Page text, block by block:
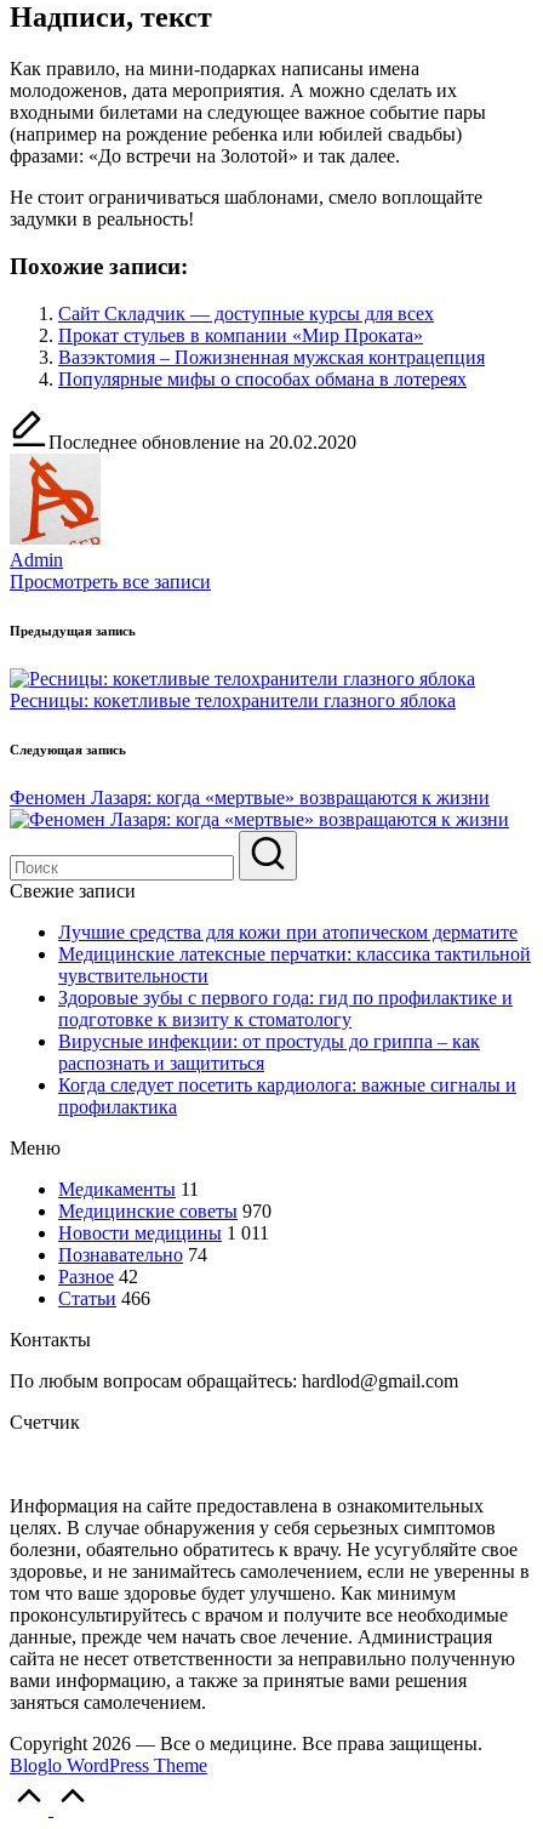
Надписи, текст
Как правило, на мини-подарках написаны имена
молодоженов, дата мероприятия. А можно сделать их
входными билетами на следующее важное событие пары
(например на рождение ребенка или юбилей свадьбы)
фразами: «До встречи на Золотой» и так далее.
Не стоит ограничиваться шаблонами, смело воплощайте
задумки в реальность!
Похожие записи:
Сайт Складчик — доступные курсы для всех
Прокат стульев в компании «Мир Проката»
Вазэктомия – Пожизненная мужская контрацепция
Популярные мифы о способах обмана в лотереях
Последнее обновление на 20.02.2020
Admin
Просмотреть все записи
Навигация
по
записям
Предыдущая запись
Ресницы: кокетливые телохранители глазного яблока
Следующая запись
Феномен Лазаря: когда «мертвые» возвращаются к жизни
Свежие записи
Лучшие средства для кожи при атопическом дерматите
Медицинские латексные перчатки: классика тактильной
чувствительности
Здоровые зубы с первого года: гид по профилактике и
подготовке к визиту к стоматологу
Вирусные инфекции: от простуды до гриппа – как
распознать и защититься
Когда следует посетить кардиолога: важные сигналы и
профилактика
Меню
Медикаменты 11
Медицинские советы 970
Новости медицины 1 011
Познавательно 74
Разное 42
Статьи 466
Контакты
По любым вопросам обращайтесь: hardlod@gmail.com
Счетчик
Информация на сайте предоставлена в ознакомительных
целях. В случае обнаружения у себя серьезных симптомов
болезни, обаятельно обратитесь к врачу. Не усугубляйте свое
здоровье, и не занимайтесь самолечением, если не уверенны в
том что ваше здоровье будет улучшено. Как минимум
проконсультируйтесь с врачом и получите все необходимые
данные, прежде чем начать свое лечение. Администрация
сайта не несет ответственности за неправильно полученную
вами информацию, а также за принятые вами решения
заняться самолечением.
Copyright 2026 — Все о медицине. Все права защищены.
Bloglo WordPress Theme